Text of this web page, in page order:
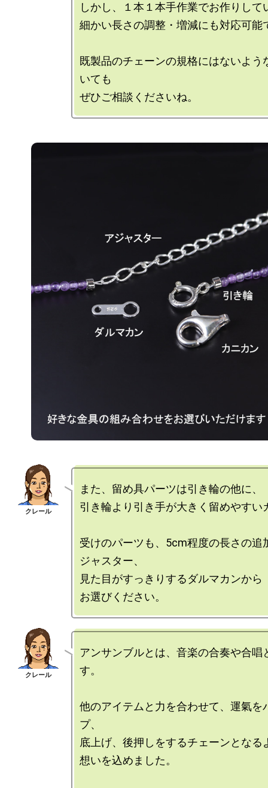
しかし、１本１本手作業でお作りして
細かい長さの調整・増減にも対応可能
既製品のチェーンの規格にはないよう
いても
また、留め具パーツは引き輪の他に、
引き輪より引き手が大きく留めやすい
受けのパーツも、5cm程度の長さの追
ジャスター、
見た目がすっきりするダルマカンから
アンサンブルとは、音楽の合奏や合唱
す。
他のアイテムと力を合わせて、運氣を
プ、
底上げ、後押しをするチェーンとなる
想いを込めました。